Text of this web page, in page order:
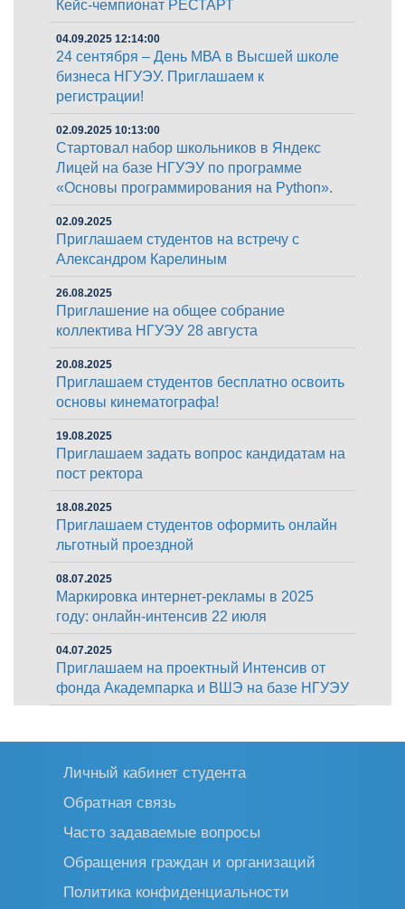
Кейс-чемпионат РЕСТАРТ
04.09.2025 12:14:00
24 сентября – День МВА в Высшей школе
бизнеса НГУЭУ. Приглашаем к
регистрации!
02.09.2025 10:13:00
Стартовал набор школьников в Яндекс
Лицей на базе НГУЭУ по программе
«Основы программирования на Python».
02.09.2025
Приглашаем студентов на встречу с
Александром Карелиным
26.08.2025
Приглашение на общее собрание
коллектива НГУЭУ 28 августа
20.08.2025
Приглашаем студентов бесплатно освоить
основы кинематографа!
19.08.2025
Приглашаем задать вопрос кандидатам на
пост ректора
18.08.2025
Приглашаем студентов оформить онлайн
льготный проездной
08.07.2025
Маркировка интернет-рекламы в 2025
году: онлайн-интенсив 22 июля
04.07.2025
Приглашаем на проектный Интенсив от
фонда Академпарка и ВШЭ на базе НГУЭУ
Личный кабинет студента
Обратная связь
Часто задаваемые вопросы
Обращения граждан и организаций
Политика конфиденциальности